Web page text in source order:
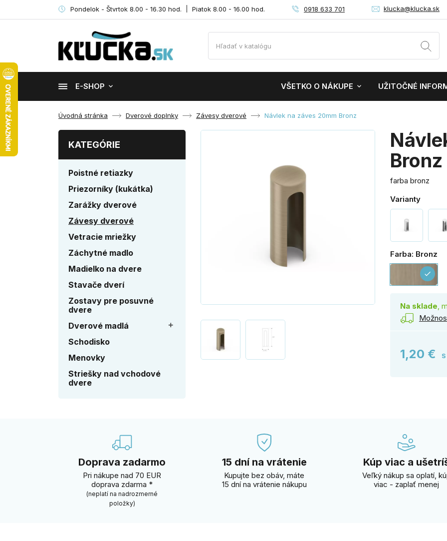
Pondelok - Štvrtok 8.00 - 16.30 hod. Piatok 8.00 - 16.00 hod. 0918 633 701 klucka@klucka.sk
E-SHOP VŠETKO O NÁKUPE UŽITOČNÉ
Úvodná stránka Dverové doplnky Závesy dverové Návlek na záves 20mm Bronz
KATEGÓRIE
Poistné retiazky
Priezorníky (kukátka)
Zarážky dverové
Závesy dverové
Vetracie mriežky
Záchytné madlo
Madielko na dvere
Stavače dverí
Zostavy pre posuvné
dvere
Dverové madlá

Schodisko
Menovky
Striešky nad vchodové
dvere
Bronz
farba bronz
Varianty
Farba: Bronz
check
Na sklade,
1,20 €
Doprava zadarmo
Pri nákupe nad 70 EUR
doprava zdarma *
(neplatí na nadrozmerné
položky)
15 dní na vrátenie
Kupujte bez obáv, máte
15 dní na vrátenie nákupu
Kúp viac a
Veľký nákup sa oplatí,
viac - zaplať menej